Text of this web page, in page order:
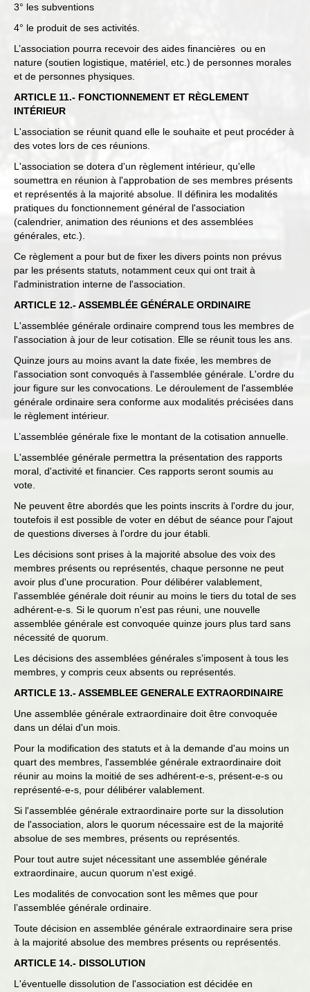
3° les subventions
4° le produit de ses activités.
L’association pourra recevoir des aides financières ou en
nature (soutien logistique, matériel, etc.) de personnes morales
et de personnes physiques.
ARTICLE 11.- FONCTIONNEMENT ET RÈGLEMENT
INTÉRIEUR
L'association se réunit quand elle le souhaite et peut procéder à
des votes lors de ces réunions.
L'association se dotera d'un règlement intérieur, qu'elle
soumettra en réunion à l'approbation de ses membres présents
et représentés à la majorité absolue. Il définira les modalités
pratiques du fonctionnement général de l'association
(calendrier, animation des réunions et des assemblées
générales, etc.).
Ce règlement a pour but de fixer les divers points non prévus
par les présents statuts, notamment ceux qui ont trait à
l'administration interne de l'association.
ARTICLE 12.- ASSEMBLÉE GÉNÉRALE ORDINAIRE
L'assemblée générale ordinaire comprend tous les membres de
l'association à jour de leur cotisation. Elle se réunit tous les ans.
Quinze jours au moins avant la date fixée, les membres de
l'association sont convoqués à l'assemblée générale. L'ordre du
jour figure sur les convocations. Le déroulement de l'assemblée
générale ordinaire sera conforme aux modalités précisées dans
le règlement intérieur.
L’assemblée générale fixe le montant de la cotisation annuelle.
L'assemblée générale permettra la présentation des rapports
moral, d'activité et financier. Ces rapports seront soumis au
vote.
Ne peuvent être abordés que les points inscrits à l'ordre du jour,
toutefois il est possible de voter en début de séance pour l'ajout
de questions diverses à l'ordre du jour établi.
Les décisions sont prises à la majorité absolue des voix des
membres présents ou représentés, chaque personne ne peut
avoir plus d'une procuration. Pour délibérer valablement,
l'assemblée générale doit réunir au moins le tiers du total de ses
adhérent-e-s. Si le quorum n'est pas réuni, une nouvelle
assemblée générale est convoquée quinze jours plus tard sans
nécessité de quorum.
Les décisions des assemblées générales s’imposent à tous les
membres, y compris ceux absents ou représentés.
ARTICLE 13.- ASSEMBLEE GENERALE EXTRAORDINAIRE
Une assemblée générale extraordinaire doit être convoquée
dans un délai d'un mois.
Pour la modification des statuts et à la demande d'au moins un
quart des membres, l'assemblée générale extraordinaire doit
réunir au moins la moitié de ses adhérent-e-s, présent-e-s ou
représenté-e-s, pour délibérer valablement.
Si l'assemblée générale extraordinaire porte sur la dissolution
de l'association, alors le quorum nécessaire est de la majorité
absolue de ses membres, présents ou représentés.
Pour tout autre sujet nécessitant une assemblée générale
extraordinaire, aucun quorum n'est exigé.
Les modalités de convocation sont les mêmes que pour
l’assemblée générale ordinaire.
Toute décision en assemblée générale extraordinaire sera prise
à la majorité absolue des membres présents ou représentés.
ARTICLE 14.- DISSOLUTION
L'éventuelle dissolution de l'association est décidée en